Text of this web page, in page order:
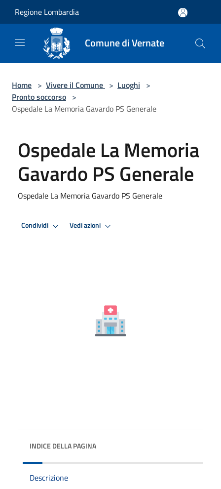
Regione Lombardia
Comune di Vernate
Home > Vivere il Comune > Luoghi >
Pronto soccorso >
Ospedale La Memoria Gavardo PS Generale
Ospedale La Memoria
Gavardo PS Generale
Ospedale La Memoria Gavardo PS Generale
Condividi Vedi azioni
INDICE DELLA PAGINA
Descrizione